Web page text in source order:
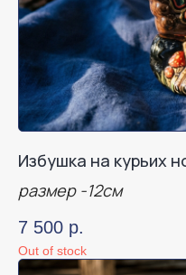
Избушка на курьих
размер -12см
7 500 р.
Out of stock